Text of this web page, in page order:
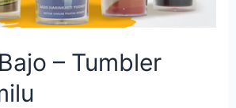
– Tumbler